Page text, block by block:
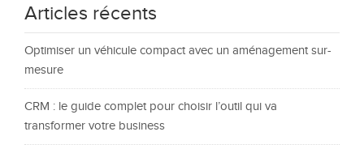
Articles récents
Optimiser un véhicule compact avec un aménagement sur-
mesure
CRM : le guide complet pour choisir l’outil qui va
transformer votre business